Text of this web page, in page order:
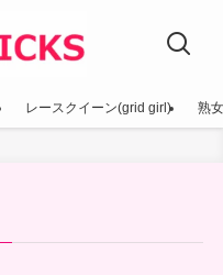
レースクイーン(grid girl) 熟